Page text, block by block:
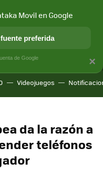
APLICACIONES
Videojuegos
da la razón a
teléfonos
×
Movil en Google
preferida
de Google